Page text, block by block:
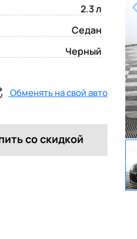
2.3 л
Седан
Черный
Обменять на свой авто
со скидкой